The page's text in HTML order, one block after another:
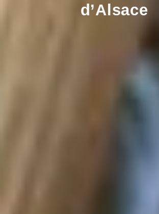
d’Alsace